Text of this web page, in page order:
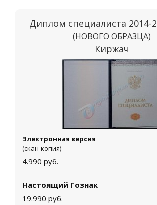
Диплом специалиста 2014-
(НОВОГО ОБРАЗЦА)
Киржач
Электронная версия
(скан-копия)
4.990 руб.
Настоящий Гознак
19.990 руб.